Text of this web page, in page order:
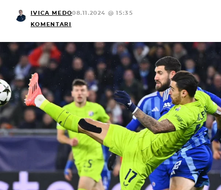
IVICA MEDO08.11.2024 @ 15:35
KOMENTARI